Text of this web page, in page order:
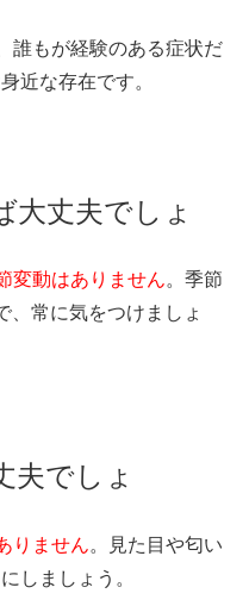
誰もが経験のある症状だ
近な存在です。
大丈夫でしょ
変動はありません。季節
、常に気をつけましょ
夫でしょ
りません。見た目や匂い
しましょう。